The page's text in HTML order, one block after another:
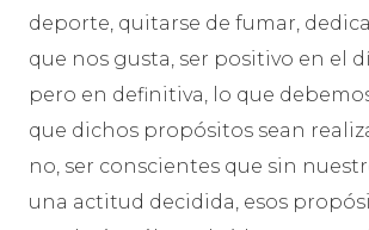
deporte, quitarse de fumar,
que nos gusta, ser positivo en el
pero en definitiva, lo que
que dichos propósitos sean
no, ser conscientes que sin
una actitud decidida, esos